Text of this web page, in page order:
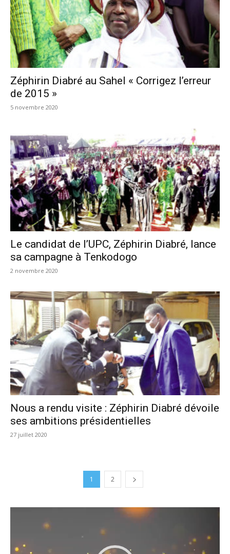
Zéphirin Diabré au Sahel « Corrigez l’erreur
de 2015 »
5 novembre 2020
Le candidat de l’UPC, Zéphirin Diabré, lance
sa campagne à Tenkodogo
2 novembre 2020
Nous a rendu visite : Zéphirin Diabré dévoile
ses ambitions présidentielles
27 juillet 2020
1 2